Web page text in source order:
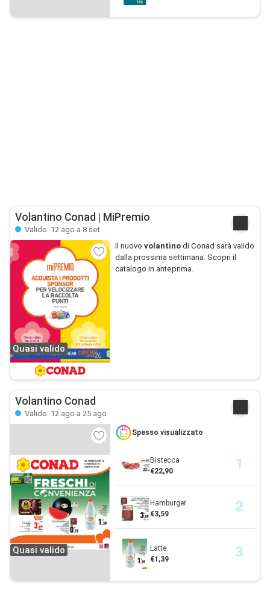
Volantino Conad | MiPremio
Valido: 12 ago a 8 set
Quasi valido
Il nuovo volantinodi Conad sarà valido
dalla prossima settimana. Scopri il
catalogo in anteprima.
Volantino Conad
Valido: 12 ago a 25 ago
Quasi valido
Spesso visualizzato
Bistecca
€22,90
Hamburger
€3,59
Latte
€1,39